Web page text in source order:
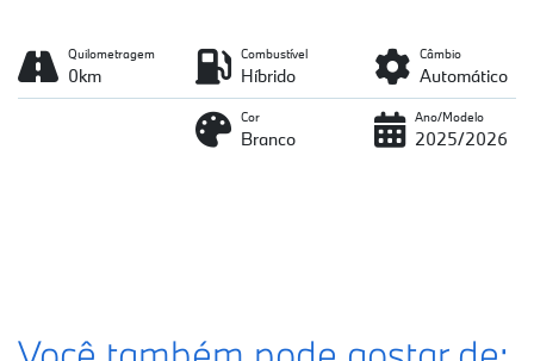
Câmbio
Automático
Combustível
Híbrido
Quilometragem
0km
Ano/Modelo
2025/2026
Cor
Branco